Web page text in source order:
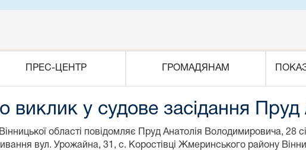
ПРЕС-ЦЕНТР ГРОМАДЯНАМ
виклик у судове засідання
області повідомляє Пруд Анатолія Володимировича, 28
вул. Урожайна, 31, с. Коростівці Жмеринського району